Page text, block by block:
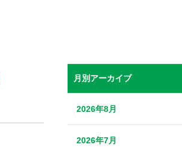
月別アーカイブ
2026年8月
2026年7月